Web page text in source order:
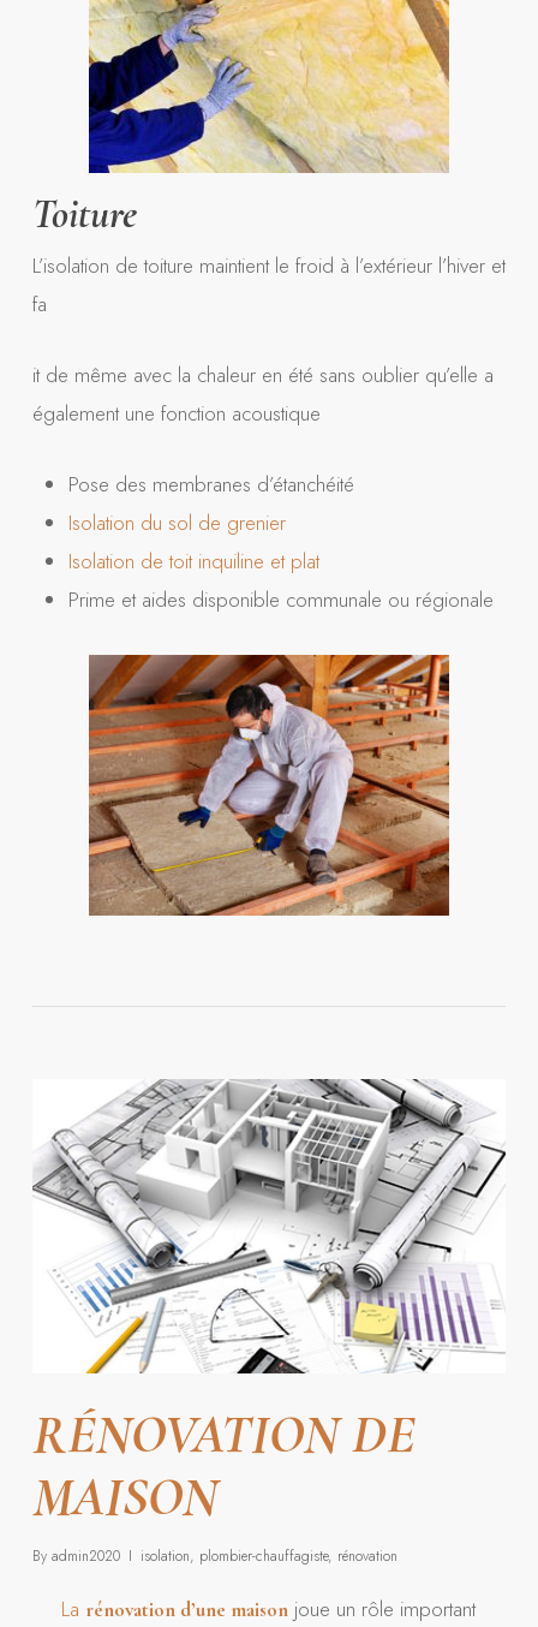
Toiture
L’isolation de toiture maintient le froid à l’extérieur l’hiver et
fa
it de même avec la chaleur en été sans oublier qu’elle a
également une fonction acoustique
Pose des membranes d’étanchéité
Isolation du sol de grenier
Isolation de toit inquiline et plat
Prime et aides disponible communale ou régionale
RÉNOVATION DE
MAISON
By admin2020 isolation, plombier-chauffagiste, rénovation
La rénovation d’une maison joue un rôle important